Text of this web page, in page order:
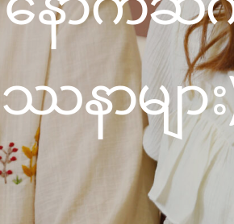
22 APR
ဆစ်
ဘက်တီ
လီယွိုက်
ကူးစ
PRESS RELEASE
16 JAN 2026
CLL HEALTH
Strengthens
Presence in Upper
Myanmar Through
Acquisition of Ingyin
Phyu Laboratory and
Clinic
နာမျာ